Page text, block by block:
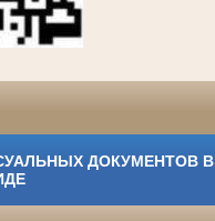
ДОКУМЕНТОВ В